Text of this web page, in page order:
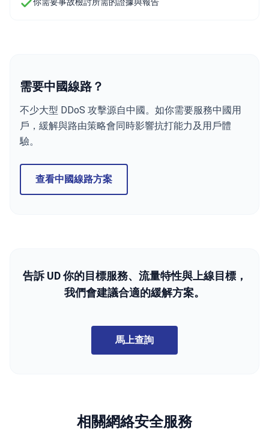
需要中國線路？
不少大型 DDoS 攻擊源自中國。如你需要服務中國用
戶，緩解與路由策略會同時影響抗打能力及用戶體
驗。
查看中國線路方案
告訴 UD 你的目標服務、流量特性與上線目標，
我們會建議合適的緩解方案。
馬上查詢
相關網絡安全服務